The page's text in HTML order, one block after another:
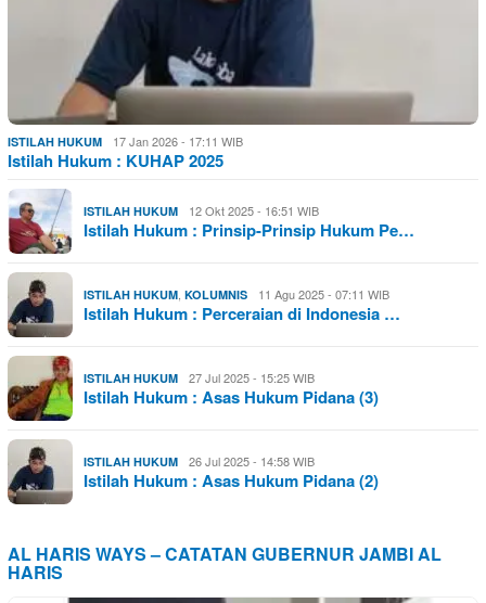
ISTILAH HUKUM 17 Jan 2026 - 17:11 WIB
Istilah Hukum : KUHAP 2025
ISTILAH HUKUM 12 Okt 2025 - 16:51 WIB
Istilah Hukum : Prinsip-Prinsip Hukum Pe…
ISTILAH HUKUM, KOLUMNIS 11 Agu 2025 - 07:11 WIB
Istilah Hukum : Perceraian di Indonesia …
ISTILAH HUKUM 27 Jul 2025 - 15:25 WIB
Istilah Hukum : Asas Hukum Pidana (3)
ISTILAH HUKUM 26 Jul 2025 - 14:58 WIB
Istilah Hukum : Asas Hukum Pidana (2)
AL HARIS WAYS – CATATAN GUBERNUR JAMBI AL
HARIS